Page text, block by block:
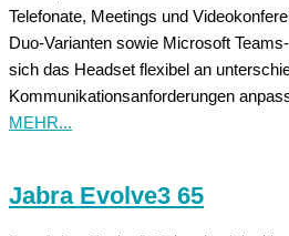
Telefonate, Meetings und
Duo-Varianten sowie Microsoft
sich das Headset flexibel an
Kommunikationsanforderungen
MEHR...
Jabra Evolve3 65